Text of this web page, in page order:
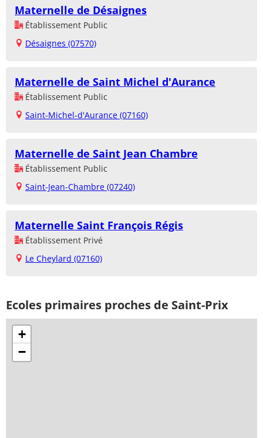
Maternelle de Désaignes
Établissement Public
Désaignes (07570)
Maternelle de Saint Michel d'Aurance
Établissement Public
Saint-Michel-d'Aurance (07160)
Maternelle de Saint Jean Chambre
Établissement Public
Saint-Jean-Chambre (07240)
Maternelle Saint François Régis
Établissement Privé
Le Cheylard (07160)
Ecoles primaires proches de Saint-Prix
+
−